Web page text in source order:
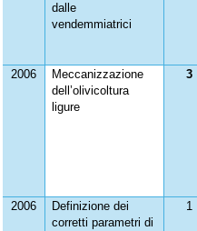
dalle
vendemmiatrici
2006
Meccanizzazione
dell’olivicoltura
ligure
3
2006
Definizione dei
corretti parametri di
1